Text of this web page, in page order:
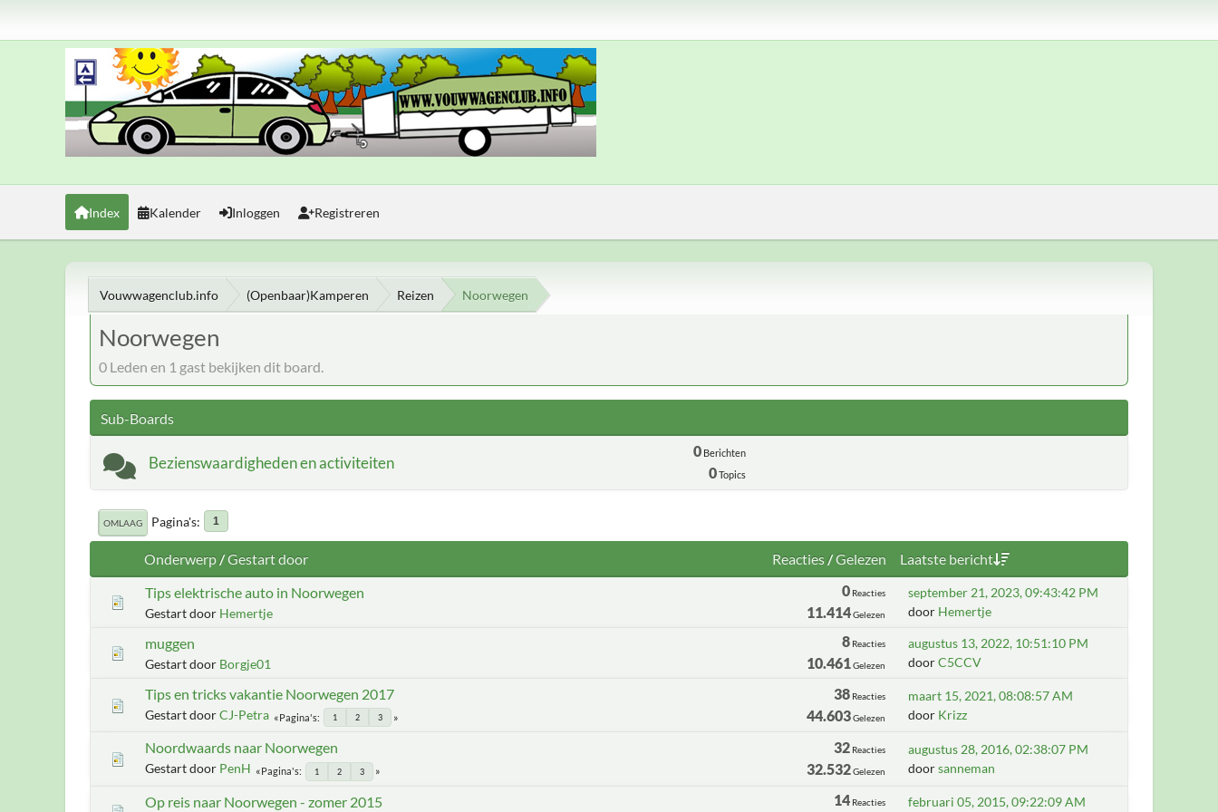
Index Kalender Inloggen Registreren
Vouwwagenclub.info (Openbaar)Kamperen Reizen Noorwegen
Noorwegen
0 Leden en 1 gast bekijken dit board.
Sub-Boards
Bezienswaardigheden en activiteiten
0Berichten
0Topics
OMLAAG Pagina's 1
Onderwerp/Gestart door Reacties/Gelezen
Laatste bericht
Tips elektrische auto in Noorwegen
Gestart door Hemertje
0 Reacties
11.414Gelezen
september 21, 2023, 09:43:42 PM
door Hemertje
muggen
Gestart door Borgje01
8 Reacties
10.461Gelezen
augustus 13, 2022, 10:51:10 PM
doorC5CCV
Tips en tricks vakantie Noorwegen 2017
Gestart doorCJ-Petra Pagina's 1 2 3
38 Reacties
44.603Gelezen
maart 15, 2021, 08:08:57 AM
door Krizz
Noordwaards naar Noorwegen
Gestart door PenH Pagina's 1 2 3
32 Reacties
32.532Gelezen
augustus 28, 2016, 02:38:07 PM
doorsanneman
Op reis naar Noorwegen - zomer 2015 14 Reacties februari 05, 2015, 09:22:09 AM